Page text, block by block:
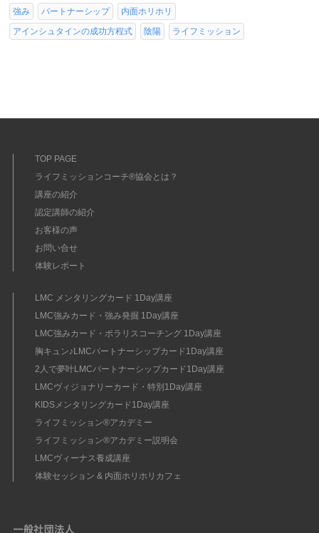
強み
パートナーシップ
内面ホリホリ
アインシュタインの成功方程式
陰陽 ライフミッション
TOP PAGE
ライフミッションコーチ®協会とは？
講座の紹介
認定講師の紹介
お客様の声
お問い合せ
体験レポート
LMC メンタリングカード 1Day講座
LMC強みカード・強み発掘 1Day講座
LMC強みカード・ポラリスコーチング 1Day講座
胸キュン♪LMCパートナーシップカード1Day講座
2人で夢叶LMCパートナーシップカード1Day講座
LMCヴィジョナリーカード・特別1Day講座
KIDSメンタリングカード1Day講座
ライフミッション®︎アカデミー
ライフミッション®︎アカデミー説明会
LMCヴィーナス養成講座
体験セッション & 内面ホリホリカフェ